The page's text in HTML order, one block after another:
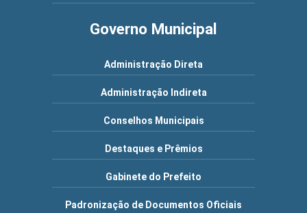
Governo Municipal
Administração Direta
Administração Indireta
Conselhos Municipais
Destaques e Prêmios
Gabinete do Prefeito
Padronização de Documentos Oficiais